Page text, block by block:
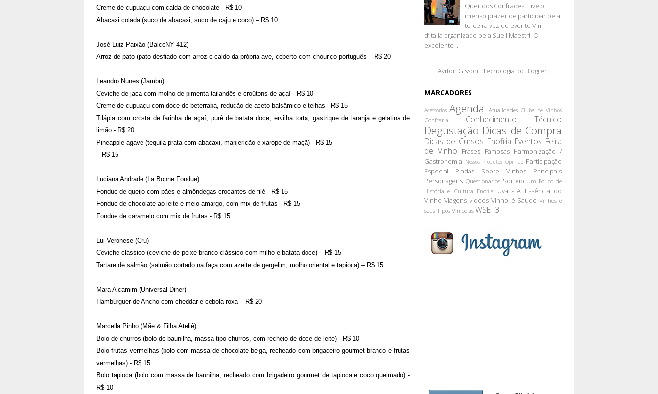
Creme de cupuaçu com calda de chocolate - R$ 10
Abacaxi colada (suco de abacaxi, suco de caju e coco) – R$ 10
José Luiz Paixão (BalcoNY 412)
Arroz de pato (pato desfiado com arroz e caldo da própria ave, coberto com chouriço português – R$ 20
Leandro Nunes (Jambu)
Ceviche de jaca com molho de pimenta tailandês e croûtons de açaí - R$ 10
Creme de cupuaçu com doce de beterraba, redução de aceto balsâmico e telhas - R$ 15
Tilápia com crosta de farinha de açaí, purê de batata doce, ervilha torta, gastrique de laranja e gelatina de
limão - R$ 20
Pineapple agave (tequila prata com abacaxi, manjericão e xarope de maçã) - R$ 15
– R$ 15
Luciana Andrade (La Bonne Fondue)
Fondue de queijo com pães e almôndegas crocantes de filé - R$ 15
Fondue de chocolate ao leite e meio amargo, com mix de frutas - R$ 15
Fondue de caramelo com mix de frutas - R$ 15
Lui Veronese (Cru)
Ceviche clássico (ceviche de peixe branco clássico com milho e batata doce) – R$ 15
Tartare de salmão (salmão cortado na faça com azeite de gergelim, molho oriental e tapioca) – R$ 15
Mara Alcamim (Universal Diner)
Hambúrguer de Ancho com cheddar e cebola roxa – R$ 20
Marcella Pinho (Mãe & Filha Ateliê)
Bolo de churros (bolo de baunilha, massa tipo churros, com recheio de doce de leite) - R$ 10
Bolo frutas vermelhas (bolo com massa de chocolate belga, recheado com brigadeiro gourmet branco e frutas
vermelhas) - R$ 15
Bolo tapioca (bolo com massa de baunilha, recheado com brigadeiro gourmet de tapioca e coco queimado) -
R$ 10
Queridos Confrades! Tive o
imenso prazer de participar pela
terceira vez do evento Vini
d’Italia organizado pela Sueli Maestri. O
excelente ...
Ayrton Gissoni. Tecnologia do Blogger.
MARCADORES
Acessórios Agenda Atualidades Clube de Vinhos
Confraria Conhecimento Técnico
Degustação Dicas de Compra
Dicas de Cursos Enofilia Eventos Feira
de Vinho
Frases Famosas Harmonização /
Gastronomia Nossos Produtos Opinião Participação
Especial
Piadas Sobre Vinhos
Principais
Personagens Questionários Sorteio Um Pouco de
História e Cultura Enofila
Uva - A Essência do
Vinho Viagens vídeos Vinho é Saúde Vinhos e
seus TiposVinícolasWSET3